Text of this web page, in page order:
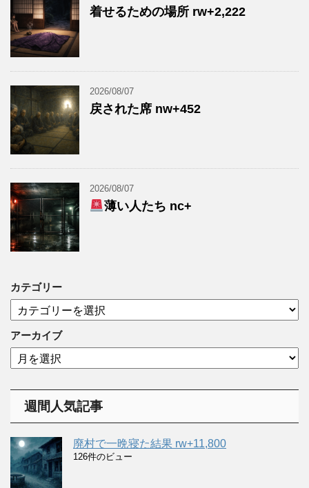
着せるための場所 rw+2,222
2026/08/07
戻された席 nw+452
2026/08/07
薄い人たち nc+
カテゴリー
テ
ゴ
リ
ー
アーカイブ
ア
ー
週間人気記事
廃村で一晩寝た結果 rw+11,800
126件のビュー